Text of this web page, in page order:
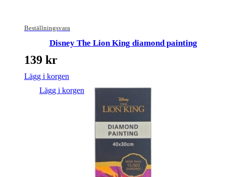
Beställningsvara
Disney The Lion King diamond painting
139 kr
Lägg i korgen
Lägg i korgen